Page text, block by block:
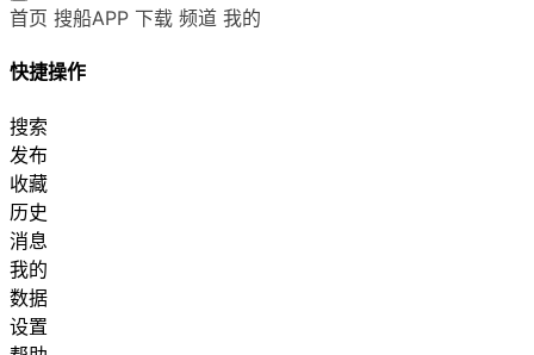
首页 搜船APP 下载 频道 我的
快捷操作
搜索
发布
收藏
历史
消息
我的
数据
设置